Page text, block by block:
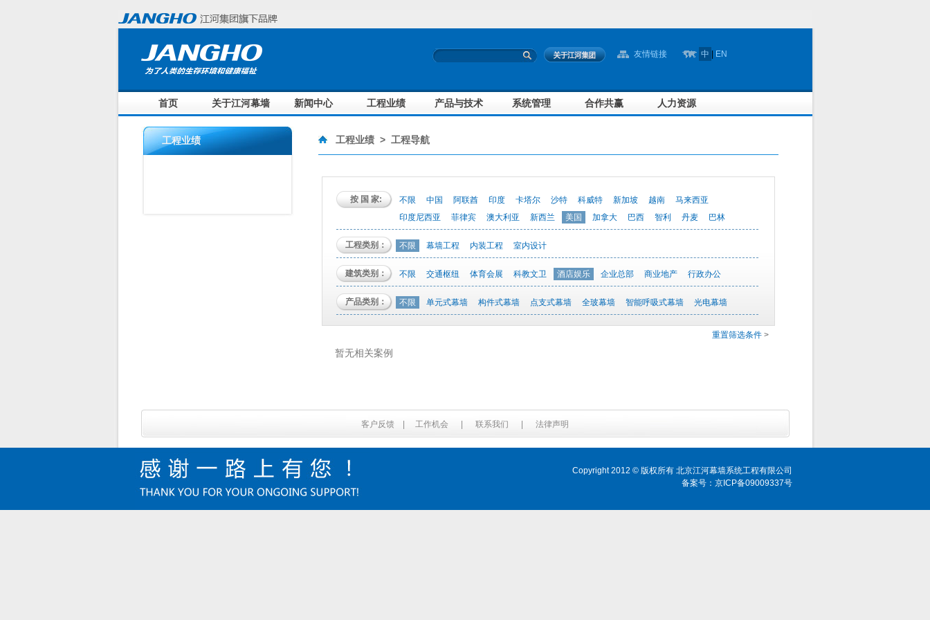
友情链接 中 EN
首页 关于江河幕墙 新闻中心 工程业绩 产品与技术 系统管理 合作共赢 人力资源
工程业绩 工程业绩> 工程导航
按 国 家: 不限 中国 阿联酋 印度 卡塔尔 沙特 科威特 新加坡 越南
马来西亚
印度尼西亚
菲律宾 澳大利亚 新西兰 美国 加拿大 巴西 智利 丹麦 巴林
工程类别： 不限 幕墙工程 内装工程 室内设计
建筑类别： 不限 交通枢纽 体育会展 科教文卫 酒店娱乐 企业总部 商业地产 行政办公
产品类别： 不限 单元式幕墙 构件式幕墙 点支式幕墙 全玻幕墙 智能呼吸式幕墙 光电幕墙
重置筛选条件>
暂无相关案例
客户反馈 工作机会 联系我们 法律声明
Copyright 2012 © 版权所有 北京江河幕墙系统工程有限公司
备案号：京ICP备09009337号